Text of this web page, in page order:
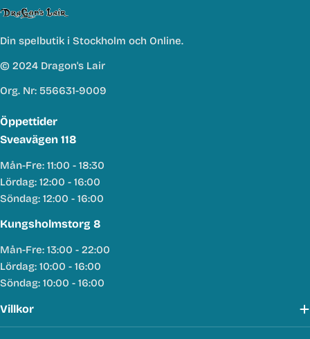
Din spelbutik i Stockholm och Online.
© 2024 Dragon's Lair
Org. Nr: 556631-9009
Öppettider
Sveavägen 118
Mån-Fre: 11:00 - 18:30
Lördag: 12:00 - 16:00
Söndag: 12:00 - 16:00
Kungsholmstorg 8
Mån-Fre: 13:00 - 22:00
Lördag: 10:00 - 16:00
Söndag: 10:00 - 16:00
Villkor